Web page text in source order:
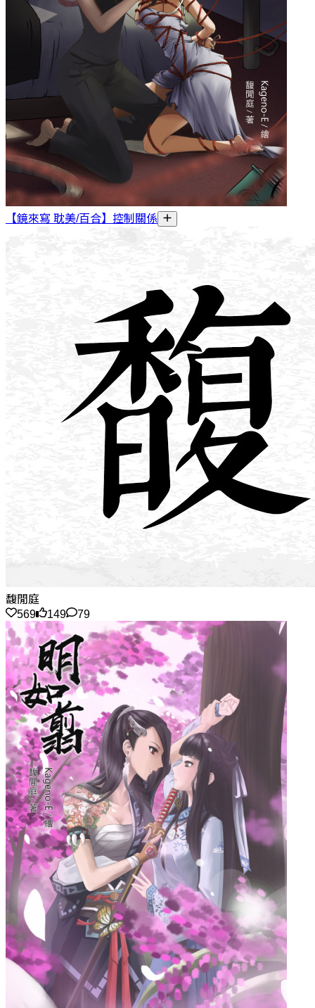
【鏡來寫 耽美/百合】控制關係
馥閒庭
569
149 79